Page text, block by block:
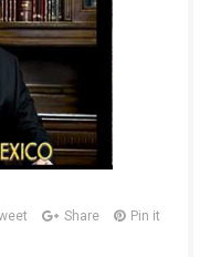
Share Pin it